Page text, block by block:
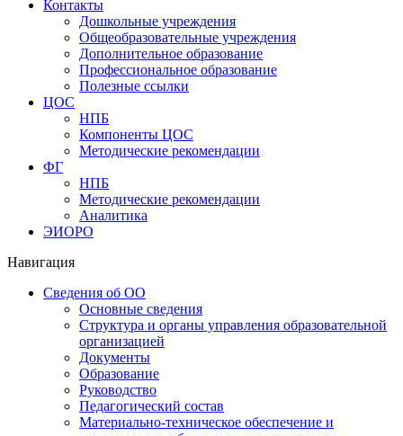
Контакты
Дошкольные учреждения
Общеобразовательные учреждения
Дополнительное образование
Профессиональное образование
Полезные ссылки
ЦОС
НПБ
Компоненты ЦОС
Методические рекомендации
ФГ
НПБ
Методические рекомендации
Аналитика
ЭИОРО
Навигация
Сведения об ОО
Основные сведения
Структура и органы управления образовательной
организацией
Документы
Образование
Руководство
Педагогический состав
Материально-техническое обеспечение и